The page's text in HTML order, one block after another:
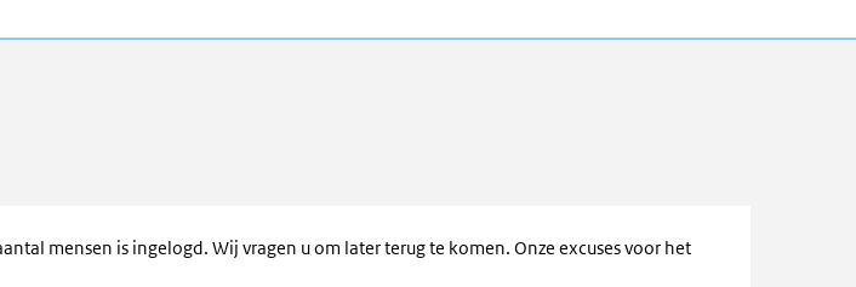
mensen is ingelogd. Wij vragen u om later terug te komen. Onze excuses voor het